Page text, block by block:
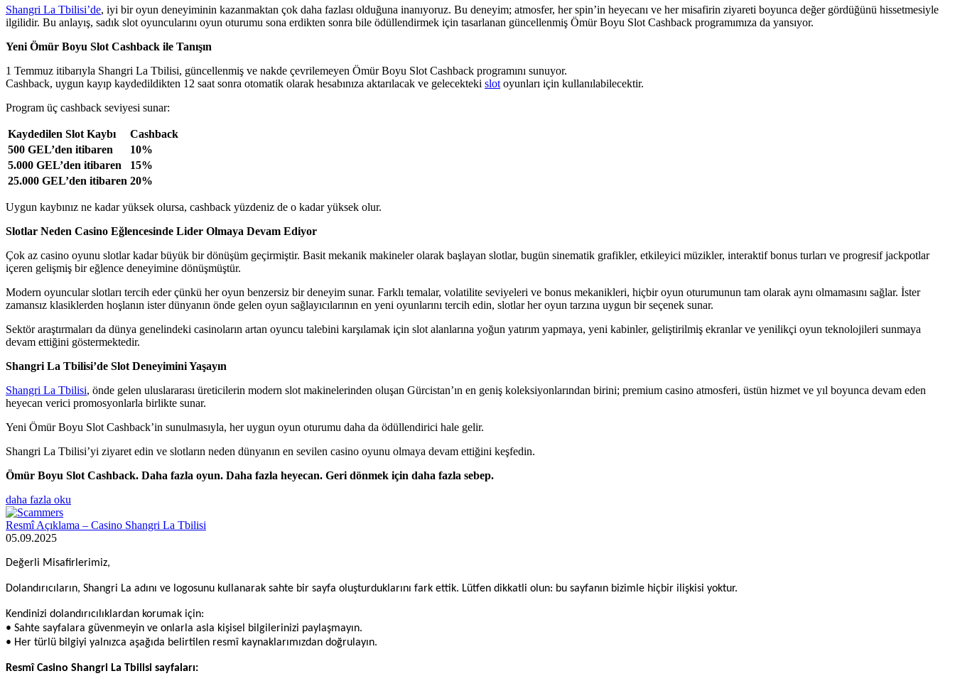
Shangri La Tbilisi’de, iyi bir oyun deneyiminin kazanmaktan çok daha fazlası olduğuna inanıyoruz. Bu deneyim; atmosfer, her spin’in heyecanı ve her misafirin ziyareti boyunca değer gördüğünü hissetmesiyle
ilgilidir. Bu anlayış, sadık slot oyuncularını oyun oturumu sona erdikten sonra bile ödüllendirmek için tasarlanan güncellenmiş Ömür Boyu Slot Cashback programımıza da yansıyor.
Yeni Ömür Boyu Slot Cashback ile Tanışın
1 Temmuz itibarıyla Shangri La Tbilisi, güncellenmiş ve nakde çevrilemeyen Ömür Boyu Slot Cashback programını sunuyor.
Cashback, uygun kayıp kaydedildikten 12 saat sonra otomatik olarak hesabınıza aktarılacak ve gelecekteki slot oyunları için kullanılabilecektir.
Program üç cashback seviyesi sunar:
Kaydedilen Slot Kaybı
Cashback
500 GEL’den itibaren
10%
5.000 GEL’den itibaren
15%
25.000 GEL’den itibaren 20%
Uygun kaybınız ne kadar yüksek olursa, cashback yüzdeniz de o kadar yüksek olur.
Slotlar Neden Casino Eğlencesinde Lider Olmaya Devam Ediyor
Çok az casino oyunu slotlar kadar büyük bir dönüşüm geçirmiştir. Basit mekanik makineler olarak başlayan slotlar, bugün sinematik grafikler, etkileyici müzikler, interaktif bonus turları ve progresif jackpotlar
içeren gelişmiş bir eğlence deneyimine dönüşmüştür.
Modern oyuncular slotları tercih eder çünkü her oyun benzersiz bir deneyim sunar. Farklı temalar, volatilite seviyeleri ve bonus mekanikleri, hiçbir oyun oturumunun tam olarak aynı olmamasını sağlar. İster
zamansız klasiklerden hoşlanın ister dünyanın önde gelen oyun sağlayıcılarının en yeni oyunlarını tercih edin, slotlar her oyun tarzına uygun bir seçenek sunar.
Sektör araştırmaları da dünya genelindeki casinoların artan oyuncu talebini karşılamak için slot alanlarına yoğun yatırım yapmaya, yeni kabinler, geliştirilmiş ekranlar ve yenilikçi oyun teknolojileri sunmaya
devam ettiğini göstermektedir.
Shangri La Tbilisi’de Slot Deneyimini Yaşayın
Shangri La Tbilisi, önde gelen uluslararası üreticilerin modern slot makinelerinden oluşan Gürcistan’ın en geniş koleksiyonlarından birini; premium casino atmosferi, üstün hizmet ve yıl boyunca devam eden
heyecan verici promosyonlarla birlikte sunar.
Yeni Ömür Boyu Slot Cashback’in sunulmasıyla, her uygun oyun oturumu daha da ödüllendirici hale gelir.
Shangri La Tbilisi’yi ziyaret edin ve slotların neden dünyanın en sevilen casino oyunu olmaya devam ettiğini keşfedin.
Ömür Boyu Slot Cashback. Daha fazla oyun. Daha fazla heyecan. Geri dönmek için daha fazla sebep.
daha fazla oku
Resmî Açıklama – Casino Shangri La Tbilisi
05.09.2025
Değerli Misafirlerimiz,
Dolandırıcıların, Shangri La adını ve logosunu kullanarak sahte bir sayfa oluşturduklarını fark ettik. Lütfen dikkatli olun: bu sayfanın bizimle hiçbir ilişkisi yoktur.
Kendinizi dolandırıcılıklardan korumak için:
• Sahte sayfalara güvenmeyin ve onlarla asla kişisel bilgilerinizi paylaşmayın.
• Her türlü bilgiyi yalnızca aşağıda belirtilen resmî kaynaklarımızdan doğrulayın.
Resmî Casino Shangri La Tbilisi sayfaları: